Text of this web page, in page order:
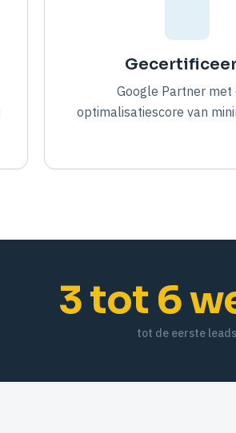
Google Partner met
optimalisatiescore van
3 tot 6
tot de eerste leads